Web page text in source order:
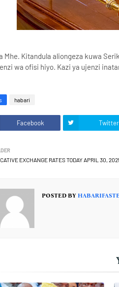
Mhe. Kitandula aliongeza kuwa
wa ofisi hiyo. Kazi ya ujenzi
habari
Facebook Twitter
EXCHANGE RATES TODAY APRIL 30,
POSTED BY